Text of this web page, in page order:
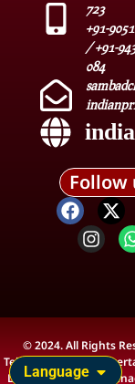
Language
723
+91-
/ +91-
084
Follow
© 2024. All Rights
Teleview Media &
Ltd. Technical